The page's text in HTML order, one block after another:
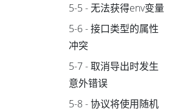
5-5 - 无法获得env变量
5-6 - 接口类型的属性
冲突
5-7 - 取消导出时发生
意外错误
5-8 - 协议将使用随机